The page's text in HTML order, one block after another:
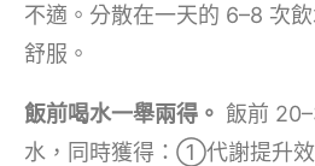
不適。分散在一天的 6–8 次
舒服。
飯前喝水一舉兩得。 飯前
水，同時獲得：①代謝提升